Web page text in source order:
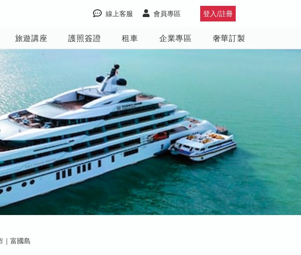
登入/註冊
會員專區
線上客服
旅遊講座 護照簽證 租車 企業專區 奢華訂製
｜富國島